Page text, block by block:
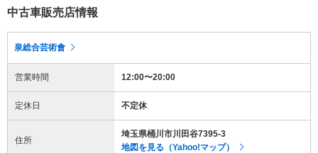
中古車販売店情報
泉総合芸術會
営業時間 12:00〜20:00
定休日 不定休
住所
埼玉県桶川市川田谷7395-3
地図を見る（Yahoo!マップ）